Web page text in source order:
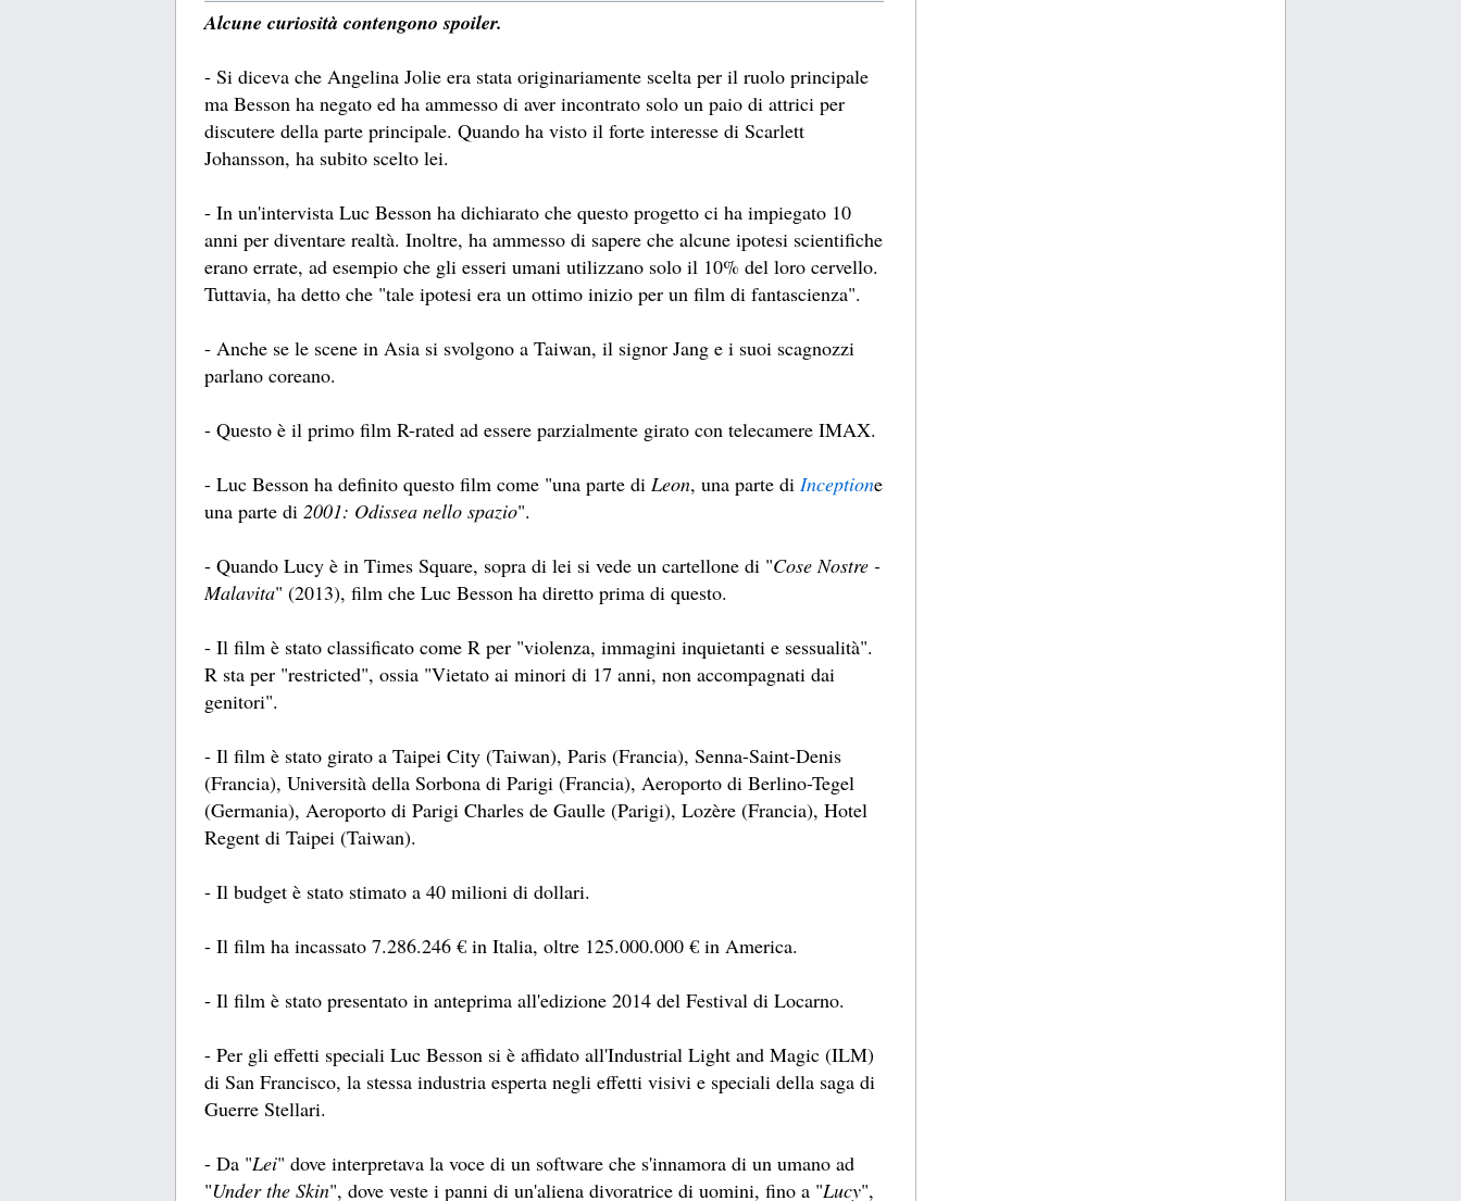
Alcune curiosità contengono spoiler.
- Si diceva che Angelina Jolie era stata originariamente scelta per il ruolo principale
ma Besson ha negato ed ha ammesso di aver incontrato solo un paio di attrici per
discutere della parte principale. Quando ha visto il forte interesse di Scarlett
Johansson, ha subito scelto lei.
- In un'intervista Luc Besson ha dichiarato che questo progetto ci ha impiegato 10
anni per diventare realtà. Inoltre, ha ammesso di sapere che alcune ipotesi scientifiche
erano errate, ad esempio che gli esseri umani utilizzano solo il 10% del loro cervello.
Tuttavia, ha detto che "tale ipotesi era un ottimo inizio per un film di fantascienza".
- Anche se le scene in Asia si svolgono a Taiwan, il signor Jang e i suoi scagnozzi
parlano coreano.
- Questo è il primo film R-rated ad essere parzialmente girato con telecamere IMAX.
- Luc Besson ha definito questo film come "una parte di Leon, una parte di Inceptione
una parte di 2001: Odissea nello spazio".
- Quando Lucy è in Times Square, sopra di lei si vede un cartellone di "Cose Nostre -
Malavita" (2013), film che Luc Besson ha diretto prima di questo.
- Il film è stato classificato come R per "violenza, immagini inquietanti e sessualità".
R sta per "restricted", ossia "Vietato ai minori di 17 anni, non accompagnati dai
genitori".
- Il film è stato girato a Taipei City (Taiwan), Paris (Francia), Senna-Saint-Denis
(Francia), Università della Sorbona di Parigi (Francia), Aeroporto di Berlino-Tegel
(Germania), Aeroporto di Parigi Charles de Gaulle (Parigi), Lozère (Francia), Hotel
Regent di Taipei (Taiwan).
- Il budget è stato stimato a 40 milioni di dollari.
- Il film ha incassato 7.286.246 € in Italia, oltre 125.000.000 € in America.
- Il film è stato presentato in anteprima all'edizione 2014 del Festival di Locarno.
- Per gli effetti speciali Luc Besson si è affidato all'Industrial Light and Magic (ILM)
di San Francisco, la stessa industria esperta negli effetti visivi e speciali della saga di
Guerre Stellari.
- Da "Lei" dove interpretava la voce di un software che s'innamora di un umano ad
"Under the Skin", dove veste i panni di un'aliena divoratrice di uomini, fino a "Lucy",